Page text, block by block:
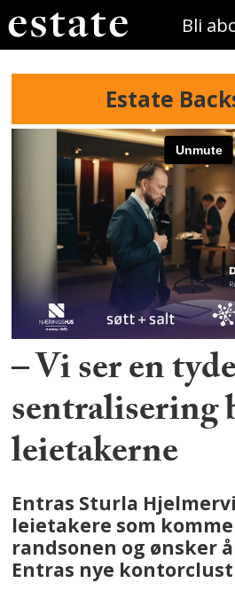
Bli
Estate
– Vi ser en
sentralisering
leietakerne
Entras Sturla
leietakere som
randsonen og ønsker
Entras nye